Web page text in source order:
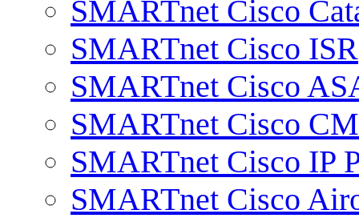
SMARTnet Cisco
SMARTnet Cisco ISR
SMARTnet Cisco
SMARTnet Cisco
SMARTnet Cisco IP
SMARTnet Cisco